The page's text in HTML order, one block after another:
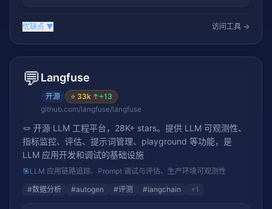
优缺点 ▼ 访问工具 →
💬Langfuse
开源 ⭐ 33k ↑+13
github.com/langfuse/langfuse
🪢 开源 LLM 工程平台，28K+ stars。提供 LLM 可观测性、
指标监控、评估、提示词管理、playground 等功能，是
LLM 应用开发和调试的基础设施
🎯LLM 应用链路追踪、Prompt 调试与评估、生产环境可观测性
#数据分析 #autogen #评测 #langchain +1